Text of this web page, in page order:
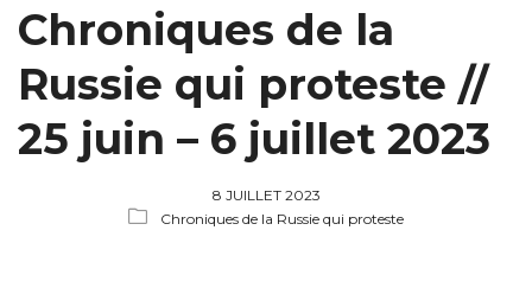
Chroniques de la
Russie qui proteste //
25 juin – 6 juillet 2023
8 JUILLET 2023
Chroniques de la Russie qui proteste